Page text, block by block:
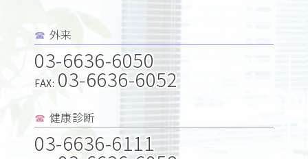
☎︎ 外来
03-6636-6050
FAX: 03-6636-6052
☎︎ 健康診断
03-6636-6111